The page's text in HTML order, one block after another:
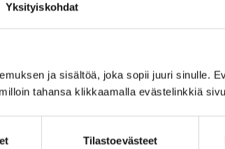
Yksityiskohdat
ja sisältöä, joka sopii juuri sinulle.
tahansa klikkaamalla evästelinkkiä
Tilastoevästeet